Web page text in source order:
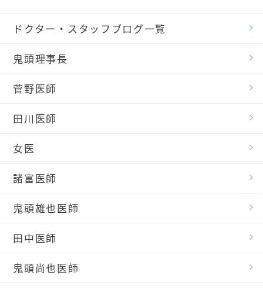
ドクター・スタッフブログ一覧
鬼頭理事長
菅野医師
田川医師
女医
諸富医師
鬼頭雄也医師
田中医師
鬼頭尚也医師